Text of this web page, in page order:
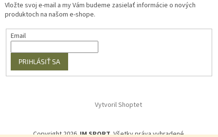
Vložte svoj e-mail a my Vám budeme zasielať informácie o nových
produktoch na našom e-shope.
Email
PRIHLÁSIŤ SA
Vytvoril Shoptet
Copyright 2026JM SPORT. Všetky práva vyhradené.